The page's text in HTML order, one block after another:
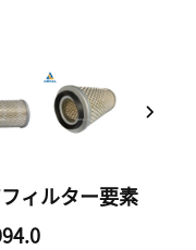
ィルター要素